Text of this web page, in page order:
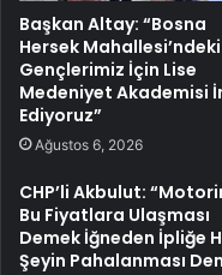
Başkan Altay: “Bosna
Hersek Mahallesi’ndeki
Gençlerimiz İçin Lise
Medeniyet Akademisi
Ediyoruz”
Ağustos 6, 2026
CHP’li Akbulut:
Bu Fiyatlara Ulaşması
Demek İğneden İpliğe
Şeyin Pahalanması